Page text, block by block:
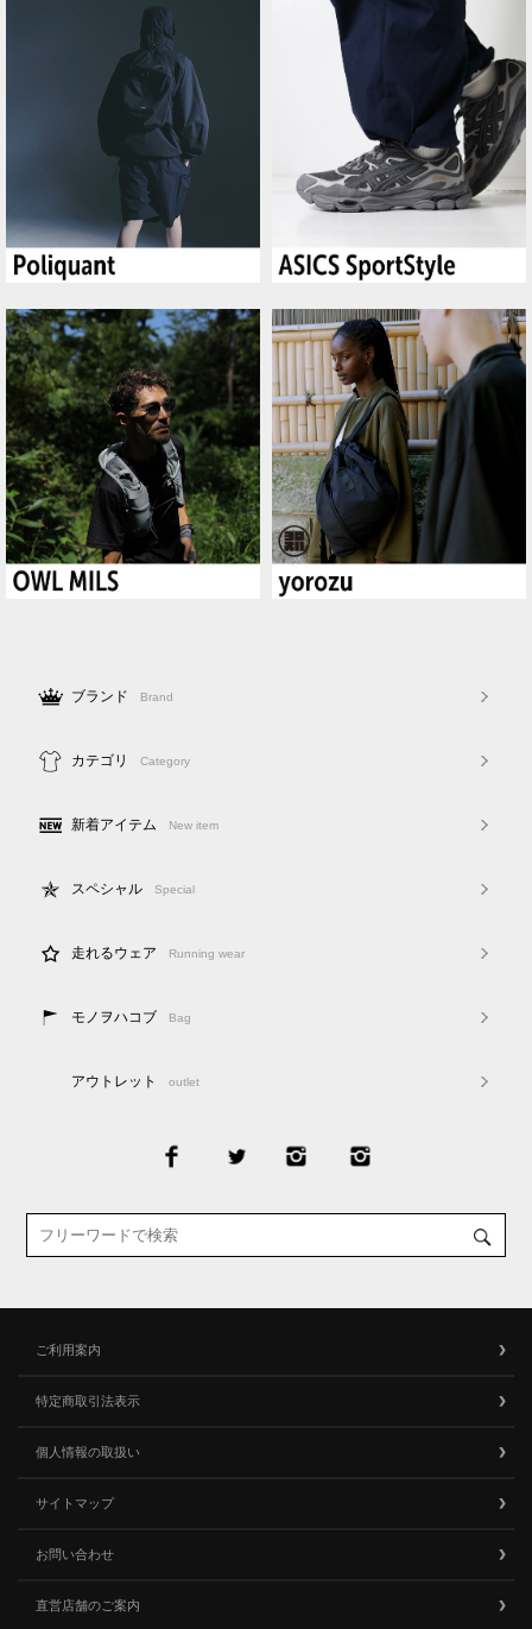
ブランド Brand
カテゴリ Category
新着アイテム New item
スペシャル Special
走れるウェア Running wear
モノヲハコブ Bag
アウトレット outlet
ご利用案内
特定商取引法表示
個人情報の取扱い
サイトマップ
お問い合わせ
直営店舗のご案内